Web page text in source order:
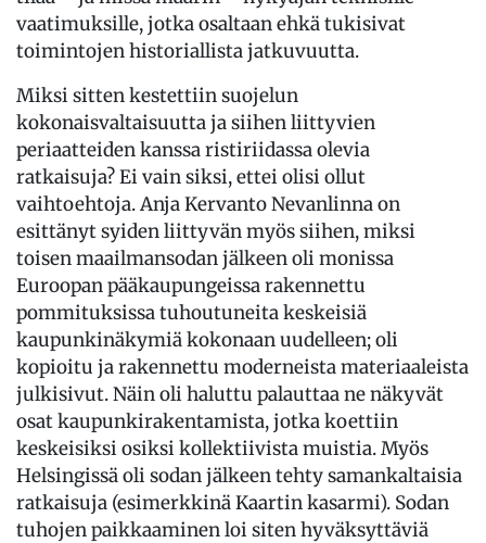
vaatimuksille, jotka osaltaan ehkä tukisivat
toimintojen historiallista jatkuvuutta.
Miksi sitten kestettiin suojelun
kokonaisvaltaisuutta ja siihen liittyvien
periaatteiden kanssa ristiriidassa olevia
ratkaisuja? Ei vain siksi, ettei olisi ollut
vaihtoehtoja. Anja Kervanto Nevanlinna on
esittänyt syiden liittyvän myös siihen, miksi
toisen maailmansodan jälkeen oli monissa
Euroopan pääkaupungeissa rakennettu
pommituksissa tuhoutuneita keskeisiä
kaupunkinäkymiä kokonaan uudelleen; oli
kopioitu ja rakennettu moderneista materiaaleista
julkisivut. Näin oli haluttu palauttaa ne näkyvät
osat kaupunkirakentamista, jotka koettiin
keskeisiksi osiksi kollektiivista muistia. Myös
Helsingissä oli sodan jälkeen tehty samankaltaisia
ratkaisuja (esimerkkinä Kaartin kasarmi). Sodan
tuhojen paikkaaminen loi siten hyväksyttäviä